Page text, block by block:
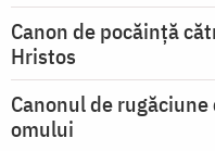
Canon de pocăință
Hristos
Canonul de
omului